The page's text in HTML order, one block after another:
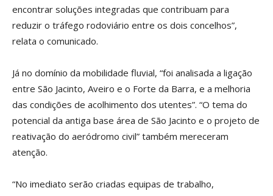
encontrar soluções integradas que contribuam para
reduzir o tráfego rodoviário entre os dois concelhos”,
relata o comunicado.
Já no domínio da mobilidade fluvial, “foi analisada a ligação
entre São Jacinto, Aveiro e o Forte da Barra, e a melhoria
das condições de acolhimento dos utentes”. “O tema do
potencial da antiga base área de São Jacinto e o projeto de
reativação do aeródromo civil” também mereceram
atenção.
“No imediato serão criadas equipas de trabalho,